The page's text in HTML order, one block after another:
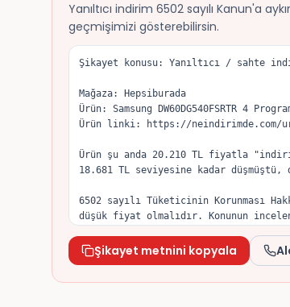
Yanıltıcı indirim 6502 sayılı Kanun'a
geçmişimizi gösterebilirsin.
Şikayet konusu: Yanıltıcı / sahte
Mağaza: Hepsiburada
Ürün: Samsung DW60DG540FSRTR 4
Ürün linki: https://neindirimde.com/
Ürün şu anda 20.210 TL fiyatla
18.681 TL seviyesine kadar
6502 sayılı Tüketicinin Korunması
düşük fiyat olmalıdır. Konunun
Şikayet metnini kopyala